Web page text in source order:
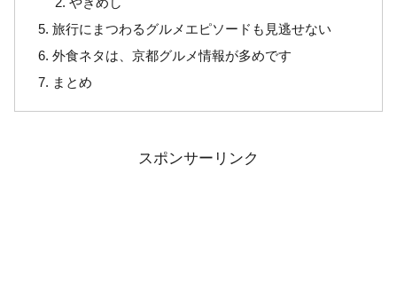
旅行にまつわるグルメエピソードも見逃せない
外食ネタは、京都グルメ情報が多めです
まとめ
スポンサーリンク